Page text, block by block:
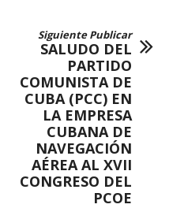
Siguiente Publicar
SALUDO DEL
PARTIDO
COMUNISTA DE
CUBA (PCC) EN
LA EMPRESA
CUBANA DE
NAVEGACIÓN
AÉREA AL XVII
CONGRESO DEL
PCOE